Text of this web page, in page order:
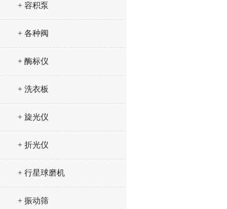
+ 容积泵
+ 各种阀
+ 酶标仪
+ 洗衣板
+ 旋光仪
+ 折光仪
+ 行星球磨机
+ 振动筛